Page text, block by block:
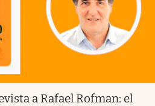
a Rafael Rofman: el